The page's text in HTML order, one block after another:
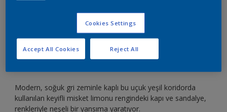
Taze, neşeli bir görüntü için lezzetli misket
limonunu uçuk yeşille birleştirin
Modern, soğuk gri zeminle kaplı bu uçuk yeşil koridorda
kullanılan keyifli misket limonu rengindeki kapı ve sandalye,
renkleriyle neşeli bir yansıma yaratıyor.
Cookies Settings
Reject All
Accept All Cookies